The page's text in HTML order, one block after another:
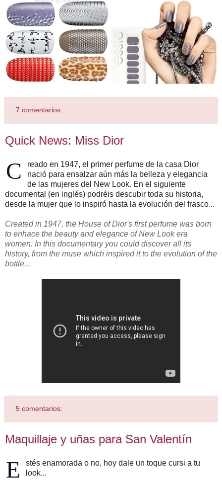
7 comentarios:
Quick News: Miss Dior
C
reado en 1947, el primer perfume de la casa Dior
nació para ensalzar aún más la belleza y elegancia
de las mujeres del New Look. En el siguiente
documental (en inglés) podréis descubir toda su historia,
desde la mujer que lo inspiró hasta la evolución del frasco...
Created in 1947, the House of Dior's first perfume was born
to enhace the beauty and elegance of New Look era
women. In this documentary you could discover all its
history, from the muse which inspired it to the evolution of the
bottle...
5 comentarios:
Maquillaje y uñas para San Valentín
E
stés enamorada o no, hoy dale un toque cursi a tu
look...